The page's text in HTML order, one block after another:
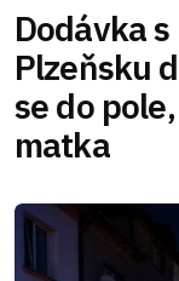
Dodávka
Plzeňsku
se do
matka